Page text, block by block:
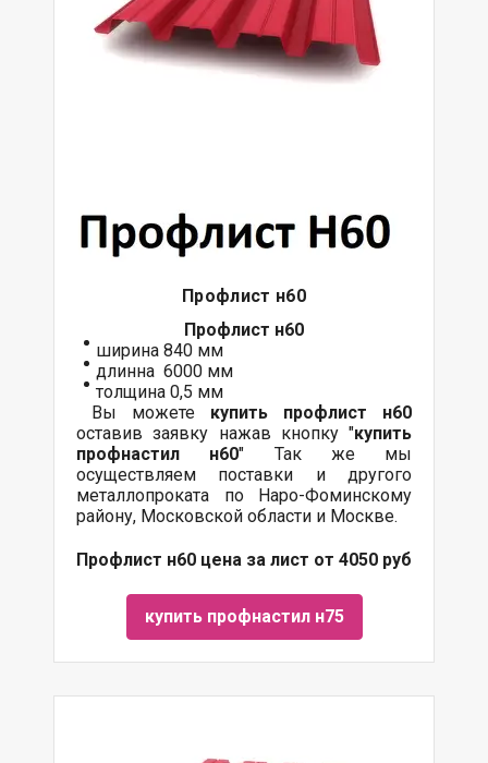
Профлист н60
Профлист н60
ширина 840 мм
длинна 6000 мм
толщина 0,5 мм
Вы можете купить профлист н60
оставив заявку нажав кнопку "купить
профнастил н60" Так же мы
осуществляем поставки и другого
металлопроката по Наро-Фоминскому
району, Московской области и Москве.
Профлист н60 цена за лист от 4050 руб
купить профнастил н75